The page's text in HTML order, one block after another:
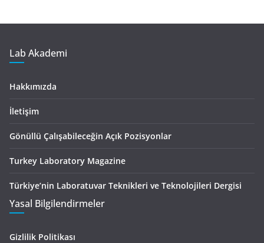
Lab Akademi
Hakkımızda
İletişim
Gönüllü Çalışabileceğin Açık Pozisyonlar
Turkey Laboratory Magazine
Türkiye’nin Laboratuvar Teknikleri ve Teknolojileri Dergisi
Yasal Bilgilendirmeler
Gizlilik Politikası